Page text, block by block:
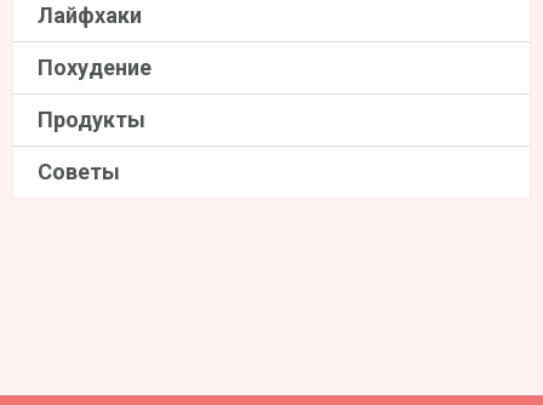
Лайфхаки
Похудение
Продукты
Советы